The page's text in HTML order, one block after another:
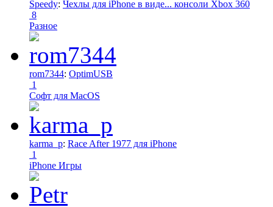
Speedy: Чехлы для iPhone в виде... консоли Xbox 360
8
Разное
rom7344: OptimUSB
1
Софт для MacOS
karma_p: Race After 1977 для iPhone
1
iPhone Игры